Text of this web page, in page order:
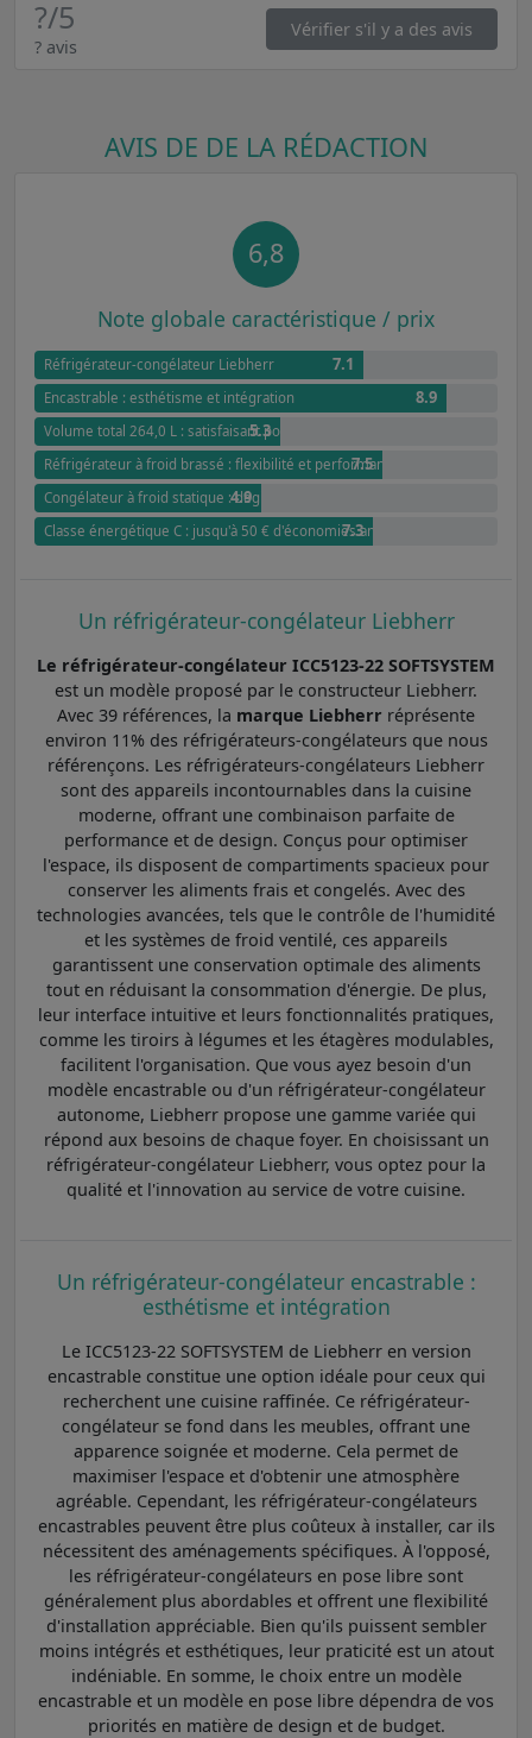
?/5
? avis
Vérifier s'il y a des avis
AVIS DE DE LA RÉDACTION
6,8
Note globale caractéristique / prix
Réfrigérateur-congélateur Liebherr 7.1
Encastrable : esthétisme et intégration 8.9
Volume total 264,0 L : satisfaisant pour les familles
5.3
Réfrigérateur à froid brassé : flexibilité et performance
7.5
Congélateur à froid statique : dégivrage manuel
4.9
Classe énergétique C : jusqu'à 50 € d'économies annuel par rapport à G
7.3
Un réfrigérateur-congélateur Liebherr
Le réfrigérateur-congélateur ICC5123-22 SOFTSYSTEM
est un modèle proposé par le constructeur Liebherr.
Avec 39 références, la marque Liebherr réprésente
environ 11% des réfrigérateurs-congélateurs que nous
référençons. Les réfrigérateurs-congélateurs Liebherr
sont des appareils incontournables dans la cuisine
moderne, offrant une combinaison parfaite de
performance et de design. Conçus pour optimiser
l'espace, ils disposent de compartiments spacieux pour
conserver les aliments frais et congelés. Avec des
technologies avancées, tels que le contrôle de l'humidité
et les systèmes de froid ventilé, ces appareils
garantissent une conservation optimale des aliments
tout en réduisant la consommation d'énergie. De plus,
leur interface intuitive et leurs fonctionnalités pratiques,
comme les tiroirs à légumes et les étagères modulables,
facilitent l'organisation. Que vous ayez besoin d'un
modèle encastrable ou d'un réfrigérateur-congélateur
autonome, Liebherr propose une gamme variée qui
répond aux besoins de chaque foyer. En choisissant un
réfrigérateur-congélateur Liebherr, vous optez pour la
qualité et l'innovation au service de votre cuisine.
Un réfrigérateur-congélateur encastrable :
esthétisme et intégration
Le ICC5123-22 SOFTSYSTEM de Liebherr en version
encastrable constitue une option idéale pour ceux qui
recherchent une cuisine raffinée. Ce réfrigérateur-
congélateur se fond dans les meubles, offrant une
apparence soignée et moderne. Cela permet de
maximiser l'espace et d'obtenir une atmosphère
agréable. Cependant, les réfrigérateur-congélateurs
encastrables peuvent être plus coûteux à installer, car ils
nécessitent des aménagements spécifiques. À l'opposé,
les réfrigérateur-congélateurs en pose libre sont
généralement plus abordables et offrent une flexibilité
d'installation appréciable. Bien qu'ils puissent sembler
moins intégrés et esthétiques, leur praticité est un atout
indéniable. En somme, le choix entre un modèle
encastrable et un modèle en pose libre dépendra de vos
priorités en matière de design et de budget.